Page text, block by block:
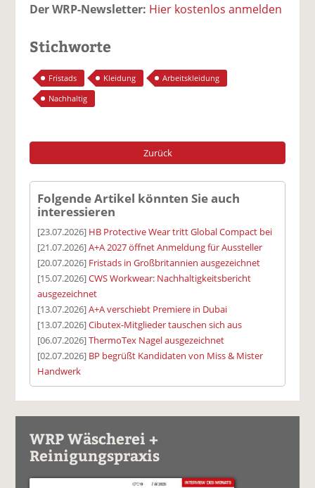
Der WRP-Newsletter: Hier kostenlos anmelden
Stichworte
Fristads Kleidung
Arbeitskleidung
Nachhaltig
Zurück
Folgende Artikel könnten Sie auch
interessieren
[23.07.2026] HB Protective Wear tritt Global Compact bei
[21.07.2026]A+A 2027 öffnet Anmeldung für Aussteller
[20.07.2026] Fristads in Großbritannien ausgezeichnet
[15.07.2026]CWS Workwear: Nachhaltigkeitsbericht
ausgezeichnet
[13.07.2026]A+A verschiebt Premiere in Dubai
[13.07.2026]Cibutex-Mitglieder tauschen sich aus
[06.07.2026]ThermoTex Nagel ausgezeichnet
[02.07.2026] BP begrüßt Kandidaten von Miss & Mister
Handwerk
WRP Wäscherei +
Reinigungspraxis